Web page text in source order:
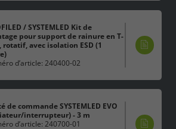
/ SYSTEMLED Kit de
pour support de rainure en T-
rotatif, avec isolation ESD (1
d’article: 240400-02
de commande SYSTEMLED EVO
interrupteur) - 3 m
d’article: 240700-01